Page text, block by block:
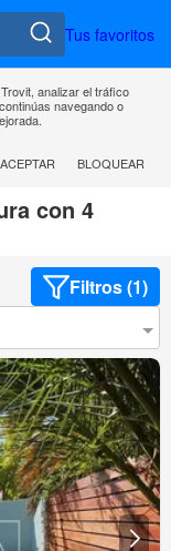
Tus favoritos
analizar el tráfico
navegando o
ACEPTAR
BLOQUEAR
con 4
Filtros (1)